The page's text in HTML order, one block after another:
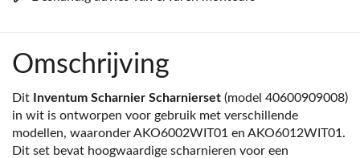
Omschrijving
Dit Inventum Scharnier Scharnierset (model 40600909008)
in wit is ontworpen voor gebruik met verschillende
modellen, waaronder AKO6002WIT01 en AKO6012WIT01.
Dit set bevat hoogwaardige scharnieren voor een